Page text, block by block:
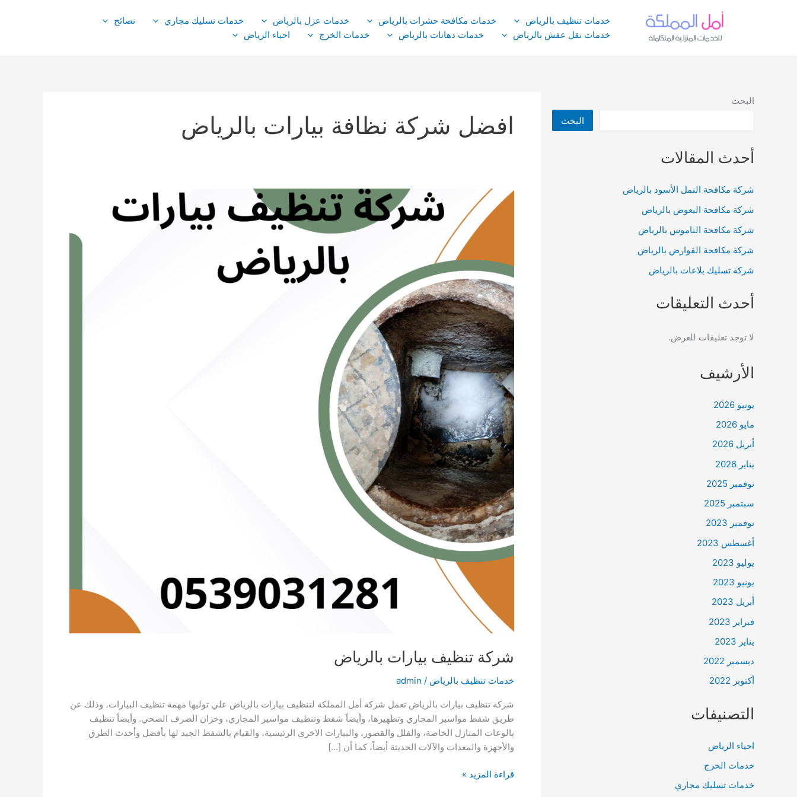
خدمات تنظيف بالرياض خدمات مكافحة حشرات بالرياض خدمات عزل بالرياض خدمات تسليك مجاري
نصائح
خدمات نقل عفش بالرياض
خدمات دهانات بالرياض خدمات الخرج احياء الرياض
البحث
البحث
أحدث المقالات
شركة مكافحة النمل الأسود بالرياض
شركة مكافحة البعوض بالرياض
شركة مكافحة الناموس بالرياض
شركة مكافحة القوارض بالرياض
شركة تسليك بلاعات بالرياض
أحدث التعليقات
لا توجد تعليقات للعرض.
الأرشيف
يونيو 2026
مايو 2026
أبريل 2026
يناير 2026
نوفمبر 2025
سبتمبر 2025
نوفمبر 2023
أغسطس 2023
يوليو 2023
يونيو 2023
أبريل 2023
فبراير 2023
يناير 2023
ديسمبر 2022
أكتوبر 2022
التصنيفات
احياء الرياض
خدمات الخرج
خدمات تسليك مجاري
افضل شركة نظافة بيارات بالرياض
شركة تنظيف بيارات بالرياض
خدمات تنظيف بالرياض /
admin
شركة تنظيف بيارات بالرياض تعمل شركة أمل المملكة لتنظيف بيارات بالرياض علي توليها مهمة تنظيف البيارات، وذلك عن
طريق شفط مواسير المجاري وتطهيرها، وأيضاً شفط وتنظيف مواسير المجاري، وخزان الصرف الصحي. وأيضاً تنظيف
بالوعات المنازل الخاصة، والفلل والقصور، والبيارات الاخري الرئيسية، والقيام بالشفط الجيد لها بأفضل وأحدث الطرق
والأجهزة والمعدات والآلات الحديثة أيضاً، كما أن […]
شركة
قراءة المزيد »